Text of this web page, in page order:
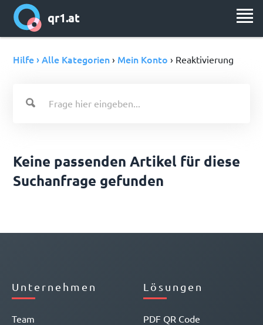
qr1.at
Hilfe › Alle Kategorien › Mein Konto › Reaktivierung
Keine passenden Artikel für diese
Suchanfrage gefunden
Unternehmen
Team
Lösungen
PDF QR Code